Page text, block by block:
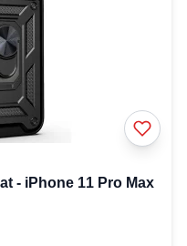
- iPhone 11 Pro Max